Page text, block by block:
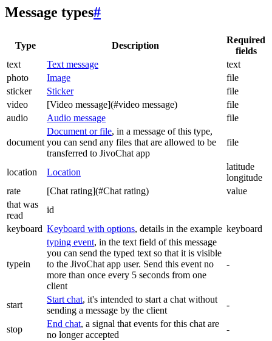
Message types#
Type Description
Required
fields
text
Text message
text
photo
Image
file
sticker
Sticker
file
video
[Video message](#video message)
file
audio
Audio message file
document
Document or file, in a message of this type,
you can send any files that are allowed to be
transferred to JivoChat app
file
location Location
latitude
longitude
rate
[Chat rating](#Chat rating)
value
that was
read
id
keyboard Keyboard with options, details in the example keyboard
typein
typing event, in the text field of this message
you can send the typed text so that it is visible
to the JivoChat app user. Send this event no
more than once every 5 seconds from one
client
-
start
Start chat, it's intended to start a chat without
sending a message by the client
-
stop
End chat, a signal that events for this chat are
no longer accepted
-